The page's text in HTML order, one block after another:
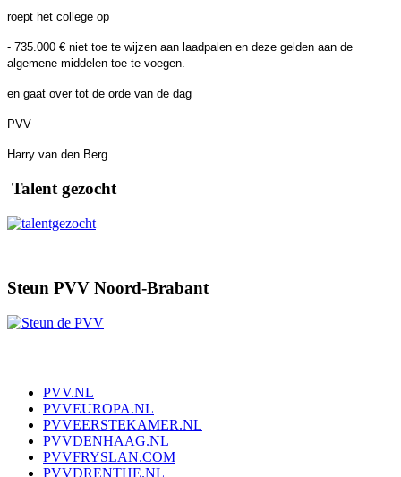
roept het college op
- 735.000 € niet toe te wijzen aan laadpalen en deze gelden aan de
algemene middelen toe te voegen.
en gaat over tot de orde van de dag
PVV
Harry van den Berg
Talent gezocht
Steun PVV Noord-Brabant
PVV.NL
PVVEUROPA.NL
PVVEERSTEKAMER.NL
PVVDENHAAG.NL
PVVFRYSLAN.COM
PVVDRENTHE.NL